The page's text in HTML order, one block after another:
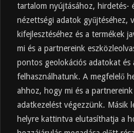
tartalom nyújtásához, hirdetés-
nézettségi adatok gyűjtéséhez,
kifejlesztéséhez és a termékek
mi és a partnereink
pontos geolokációs adatokat
felhasználhatunk. A megfelelő
ahhoz, hogy mi és a
adatkezelést végezzünk. Másik
helyre kattintva elutasíthatja a
Felkapott
Almaecet mire jó? 21
terület
2025.10.31.
Almaecet
hígítva?
2025.10.30.
Almaecet